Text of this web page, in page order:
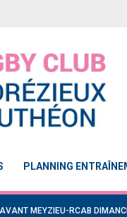
PLANNING
MEYZIEU-RCAB